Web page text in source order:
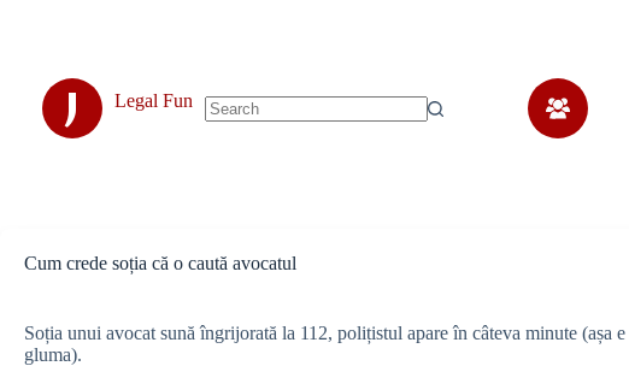
J
Legal Fun
Cum crede soția că o caută avocatul
Soția unui avocat sună îngrijorată la 112, polițistul apare în câteva minute (așa e
gluma).